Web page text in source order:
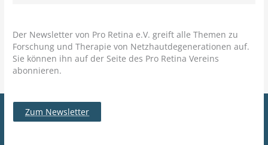
Der Newsletter von Pro Retina e.V. greift alle Themen zu
Forschung und Therapie von Netzhautdegenerationen auf.
Sie können ihn auf der Seite des Pro Retina Vereins
abonnieren.
Zum Newsletter